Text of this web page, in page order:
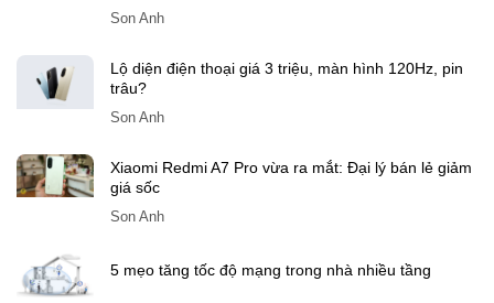
Son Anh
Lộ diện điện thoại giá 3 triệu, màn hình 120Hz, pin
trâu?
Son Anh
Xiaomi Redmi A7 Pro vừa ra mắt: Đại lý bán lẻ giảm
giá sốc
Son Anh
5 mẹo tăng tốc độ mạng trong nhà nhiều tầng